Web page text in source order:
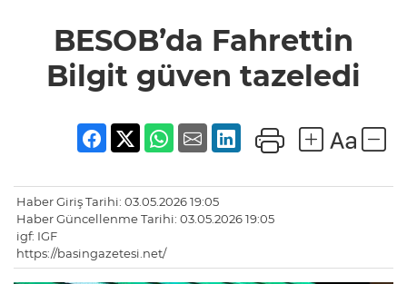
güven
tazeledi
BESOB’da Fahrettin
Bilgit güven tazeledi
Haber Giriş Tarihi: 03.05.2026 19:05
Haber Güncellenme Tarihi: 03.05.2026 19:05
igf: IGF
https://basingazetesi.net/